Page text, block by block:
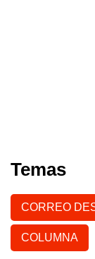
Temas
CORREO
COLUMNA